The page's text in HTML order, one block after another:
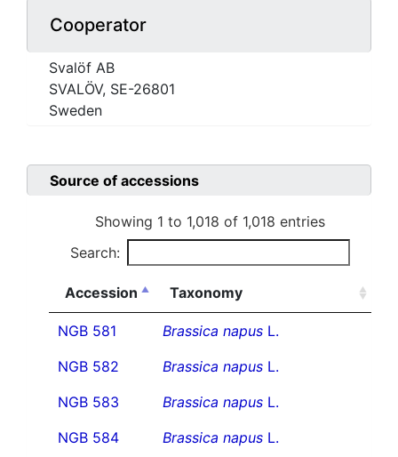
Cooperator
Svalöf AB
SVALÖV, SE-26801
Sweden
Source of accessions
Showing 1 to 1,018 of 1,018 entries
Search:
Accession Taxonomy
NGB 581 Brassica napus L.
NGB 582
Brassica napus L.
NGB 583
Brassica napus L.
NGB 584
Brassica napus L.